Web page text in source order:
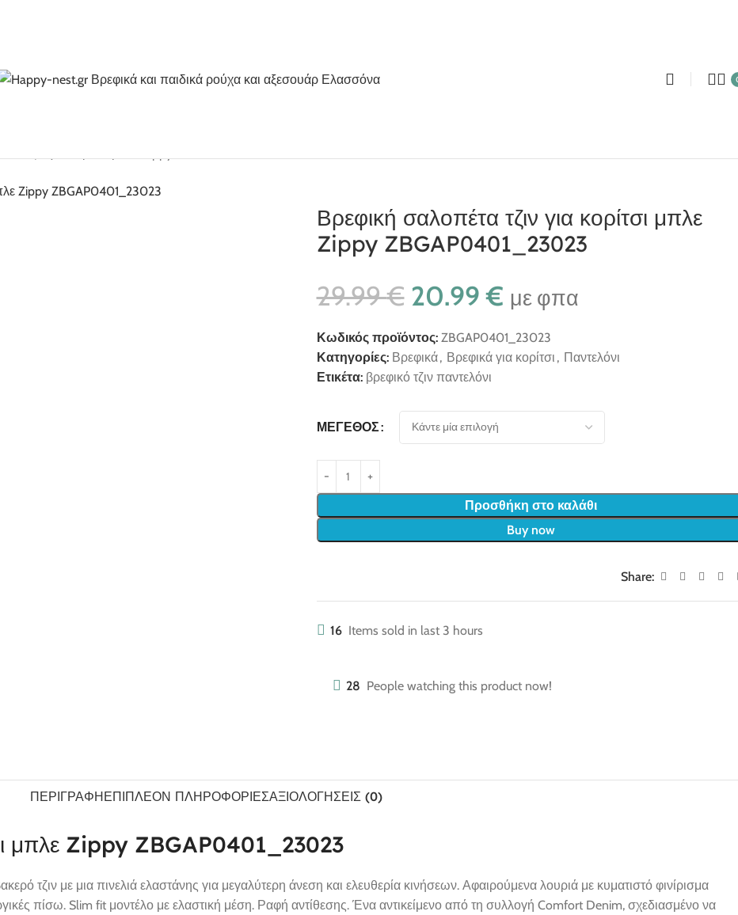
Βρεφική σαλοπέτα τζιν για κορίτσι μπλε
Zippy ZBGAP0401_23023
29.99€ 20.99€ με φπα
Κωδικός προϊόντος: ZBGAP0401_23023
Κατηγορίες: Βρεφικά, Βρεφικά για κορίτσι , Παντελόνι
Ετικέτα: βρεφικό τζιν παντελόνι
ΜΈΓΕΘΟΣ
Προσθήκη στο καλάθι
Buy now
Share:
16 Items sold in last 3 hours
28 People watching this product now!
ΠΕΡΙΓΡΑΦΉΕΠΙΠΛΈΟΝ ΠΛΗΡΟΦΟΡΊΕΣΑΞΙΟΛΟΓΉΣΕΙΣ (0)
μπλε Zippy ZBGAP0401_23023
τζιν με μια πινελιά ελαστάνης για μεγαλύτερη άνεση και ελευθερία κινήσεων. Αφαιρούμενα λουριά με κυματιστό φινίρισμα
πίσω. Slim fit μοντέλο με ελαστική μέση. Ραφή αντίθεσης. Ένα αντικείμενο από τη συλλογή Comfort Denim, σχεδιασμένο να